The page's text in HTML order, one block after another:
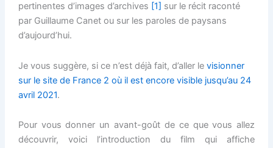
pertinentes d’images d’archives [1] sur le récit raconté
par Guillaume Canet ou sur les paroles de paysans
d’aujourd’hui.
Je vous suggère, si ce n’est déjà fait, d’aller le visionner
sur le site de France 2 où il est encore visible jusqu’au 24
avril 2021.
Pour vous donner un avant-goût de ce que vous allez
découvrir, voici l’introduction du film qui affiche